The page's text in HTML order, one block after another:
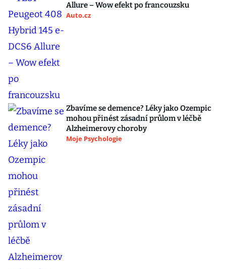
Allure – Wow efekt po francouzsku
Auto.cz
Zbavíme se demence? Léky jako Ozempic
mohou přinést zásadní průlom v léčbě
Alzheimerovy choroby
Moje Psychologie